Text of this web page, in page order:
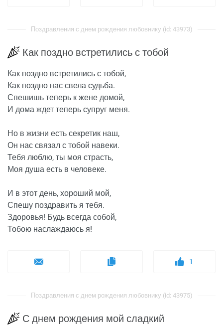
Поздравления с днем рождения любовнику (id: 43973)
Как поздно встретились с тобой
Как поздно встретились с тобой,
Как поздно нас свела судьба.
Спешишь теперь к жене домой,
И дома ждет теперь супруг меня.
Но в жизни есть секретик наш,
Он нас связал с тобой навеки.
Тебя люблю, ты моя страсть,
Моя душа есть в человеке.
И в этот день, хороший мой,
Спешу поздравить я тебя.
Здоровья! Будь всегда собой,
Тобою наслаждаюсь я!
1
Поздравления с днем рождения любовнику (id: 43975)
С днем рождения мой сладкий